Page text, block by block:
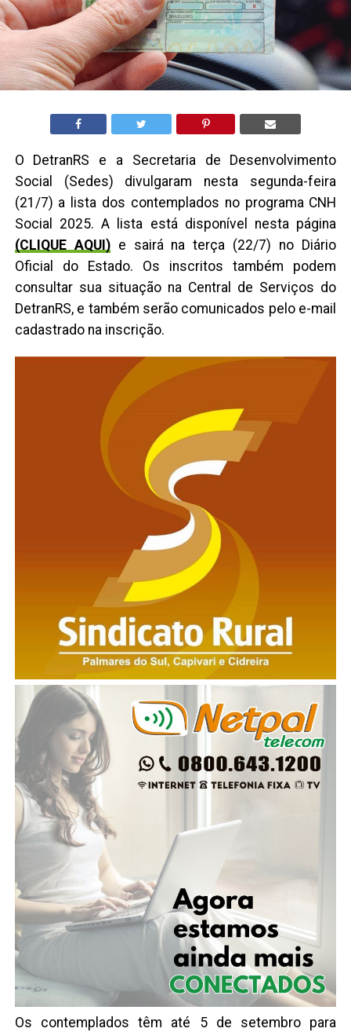
O DetranRS e a Secretaria de Desenvolvimento
Social (Sedes) divulgaram nesta segunda-feira
(21/7) a lista dos contemplados no programa CNH
Social 2025. A lista está disponível nesta página
(CLIQUE AQUI)e sairá na terça (22/7) no Diário
Oficial do Estado. Os inscritos também podem
consultar sua situação na Central de Serviços do
DetranRS, e também serão comunicados pelo e-mail
cadastrado na inscrição.
Os contemplados têm até 5 de setembro para